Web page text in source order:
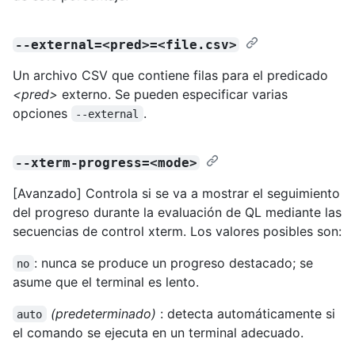
--external=<pred>=<file.csv>
Un archivo CSV que contiene filas para el predicado
<pred> externo. Se pueden especificar varias
opciones
--external .
--xterm-progress=<mode>
[Avanzado] Controla si se va a mostrar el seguimiento
del progreso durante la evaluación de QL mediante las
secuencias de control xterm. Los valores posibles son:
no : nunca se produce un progreso destacado; se
asume que el terminal es lento.
auto (predeterminado) : detecta automáticamente si
el comando se ejecuta en un terminal adecuado.